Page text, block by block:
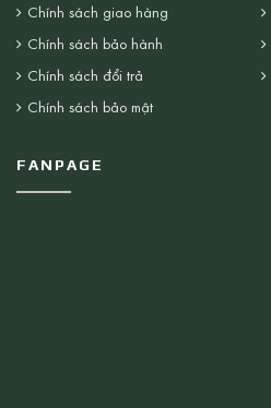
Chính sách giao hàng
Chính sách bảo hành
Chính sách đổi trả
Chính sách bảo mật
FANPAGE